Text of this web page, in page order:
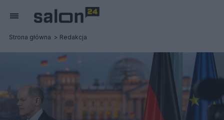
Strona główna Redakcja